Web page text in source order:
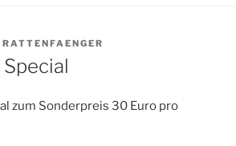
RATTENFAENGER
zum Sonderpreis 30 Euro pro